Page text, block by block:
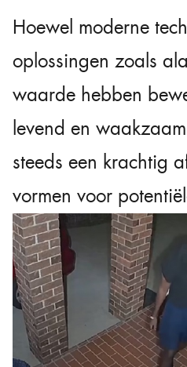
Hoewel moderne
oplossingen zoals
waarde hebben
levend en
steeds een krachtig
vormen voor